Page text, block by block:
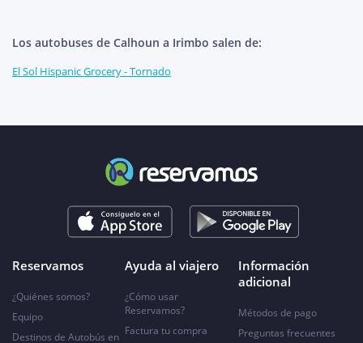
Los autobuses de Calhoun a Irimbo salen de:
El Sol Hispanic Grocery - Tornado
Reservamos
¿Quiénes somos?
Equipo
Destinos de Autobús en
Ayuda al viajero
¿Cómo usar
Reservamos?
Factura tu compra
Información
adicional
Métodos de pago
Preguntas frecuentes